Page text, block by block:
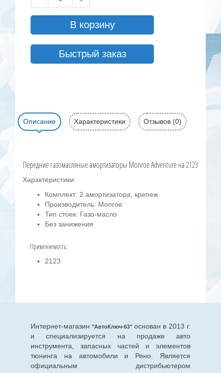
В корзину
Быстрый заказ
Описание Характеристики Отзывов (0)
Передние газомасляные амортизаторы Monroe Adventure на 2123
Характеристики:
Комплект: 2 амортизатора, крепеж
Производитель: Monroe
Тип стоек: Газо-масло
Без занижения
Применяемость:
2123
Интернет-магазин "АвтоКлюч-63" основан в 2013 г.
и специализируется на продаже авто
инструмента, запасных частей и элементов
тюнинга на автомобили и Рено. Является
официальным дистрибьютером